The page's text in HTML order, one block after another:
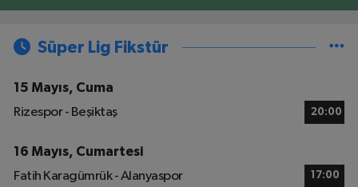
Süper Lig Fikstür
15 Mayıs, Cuma
Rizespor - Beşiktaş
20:00
16 Mayıs, Cumartesi
Fatih Karagümrük - Alanyaspor
17:00